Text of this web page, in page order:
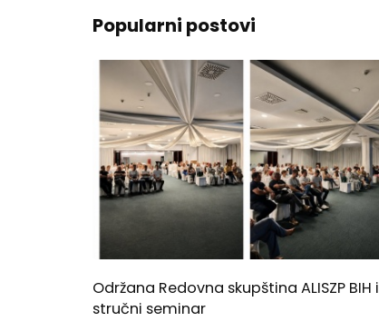
Popularni postovi
Održana Redovna skupština ALISZP BIH i
stručni seminar